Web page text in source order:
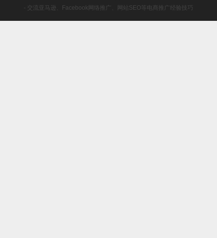
- 交流亚马逊、Facebook网络推广、网站SEO等电商推广经验技巧